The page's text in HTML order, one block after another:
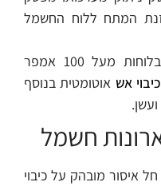
המתח ללוח החשמל
ארונות חשמל המצוידים בלוחות מעל 100 אמפר
אש אוטומטית בנוסף
חשמל
איסור מובהק על כיבוי